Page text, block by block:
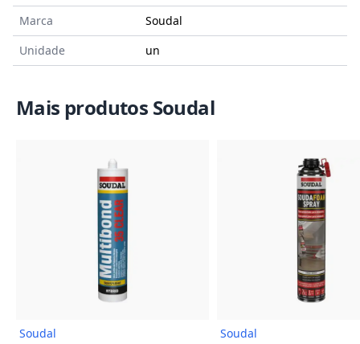
Marca
Soudal
Unidade
un
Mais produtos Soudal
Imagem do Produto
Soudal Soudal